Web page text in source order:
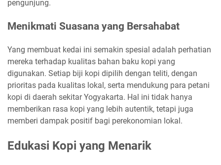
pengunjung.
Menikmati Suasana yang Bersahabat
Yang membuat kedai ini semakin spesial adalah perhatian
mereka terhadap kualitas bahan baku kopi yang
digunakan. Setiap biji kopi dipilih dengan teliti, dengan
prioritas pada kualitas lokal, serta mendukung para petani
kopi di daerah sekitar Yogyakarta. Hal ini tidak hanya
memberikan rasa kopi yang lebih autentik, tetapi juga
memberi dampak positif bagi perekonomian lokal.
Edukasi Kopi yang Menarik